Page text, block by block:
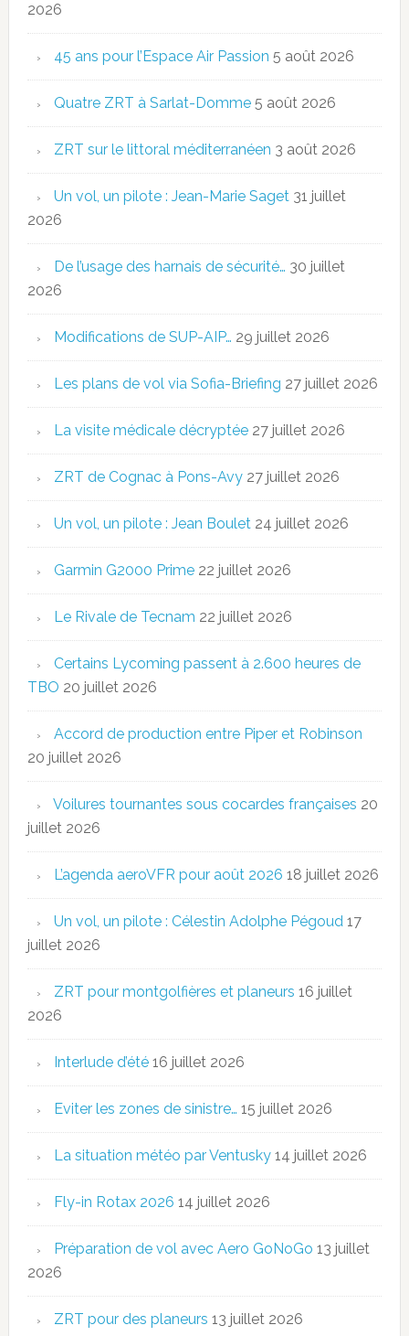
2026
45 ans pour l’Espace Air Passion 5 août 2026
Quatre ZRT à Sarlat-Domme 5 août 2026
ZRT sur le littoral méditerranéen 3 août 2026
Un vol, un pilote : Jean-Marie Saget 31 juillet
2026
De l’usage des harnais de sécurité… 30 juillet
2026
Modifications de SUP-AIP… 29 juillet 2026
Les plans de vol via Sofia-Briefing 27 juillet 2026
La visite médicale décryptée 27 juillet 2026
ZRT de Cognac à Pons-Avy 27 juillet 2026
Un vol, un pilote : Jean Boulet 24 juillet 2026
Garmin G2000 Prime 22 juillet 2026
Le Rivale de Tecnam 22 juillet 2026
Certains Lycoming passent à 2.600 heures de
TBO 20 juillet 2026
Accord de production entre Piper et Robinson
20 juillet 2026
Voilures tournantes sous cocardes françaises 20
juillet 2026
L’agenda aeroVFR pour août 2026 18 juillet 2026
Un vol, un pilote : Célestin Adolphe Pégoud 17
juillet 2026
ZRT pour montgolfières et planeurs 16 juillet
2026
Interlude d’été 16 juillet 2026
Eviter les zones de sinistre… 15 juillet 2026
La situation météo par Ventusky 14 juillet 2026
Fly-in Rotax 2026 14 juillet 2026
Préparation de vol avec Aero GoNoGo 13 juillet
2026
ZRT pour des planeurs 13 juillet 2026